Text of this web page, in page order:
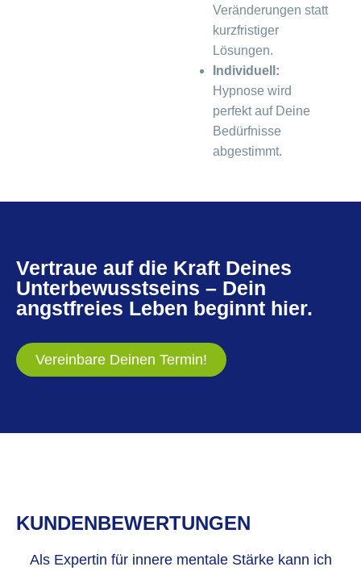
Veränderungen statt
kurzfristiger
Lösungen.
Individuell:
Hypnose wird
perfekt auf Deine
Bedürfnisse
abgestimmt.
Vertraue auf die Kraft Deines
Unterbewusstseins – Dein
angstfreies Leben beginnt hier.
Vereinbare Deinen Termin!
KUNDENBEWERTUNGEN
Als Expertin für innere mentale Stärke kann ich